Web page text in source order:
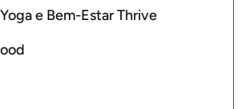
e Bem-Estar Thrive